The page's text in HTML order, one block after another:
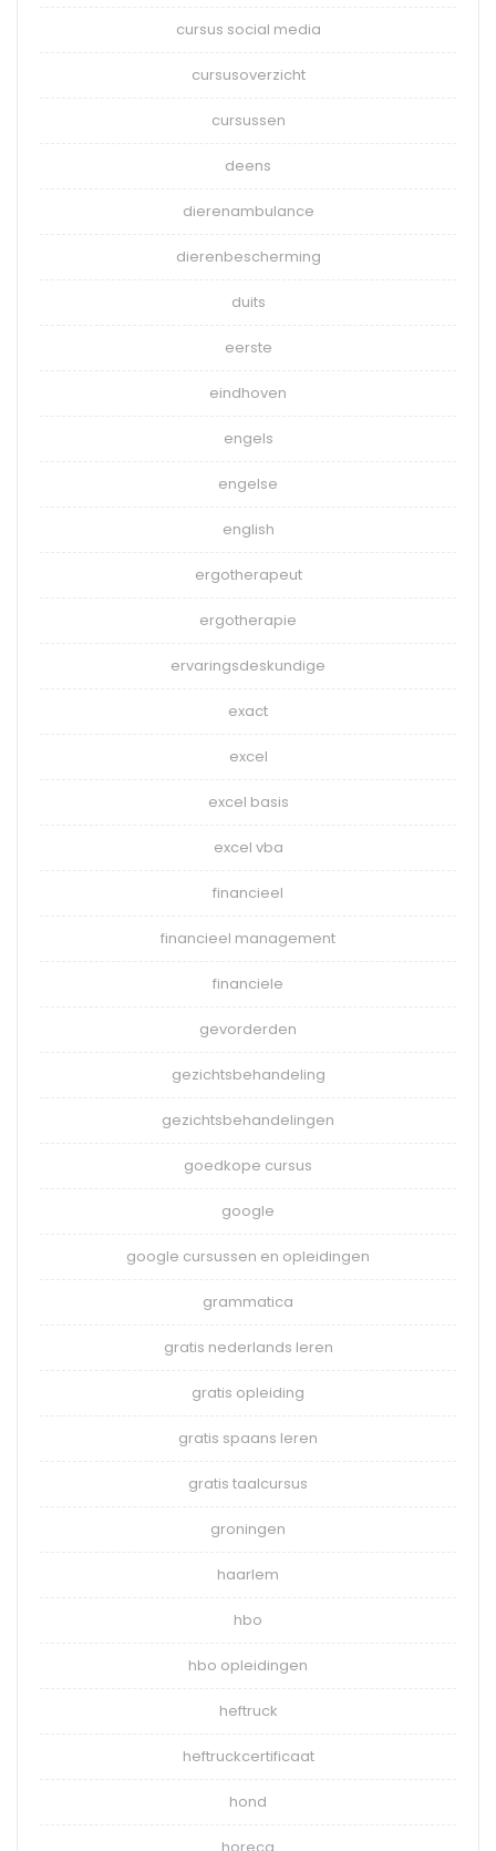
cursus social media
cursusoverzicht
cursussen
deens
dierenambulance
dierenbescherming
duits
eerste
eindhoven
engels
engelse
english
ergotherapeut
ergotherapie
ervaringsdeskundige
exact
excel
excel basis
excel vba
financieel
financieel management
financiele
gevorderden
gezichtsbehandeling
gezichtsbehandelingen
goedkope cursus
google
google cursussen en opleidingen
grammatica
gratis nederlands leren
gratis opleiding
gratis spaans leren
gratis taalcursus
groningen
haarlem
hbo
hbo opleidingen
heftruck
heftruckcertificaat
hond